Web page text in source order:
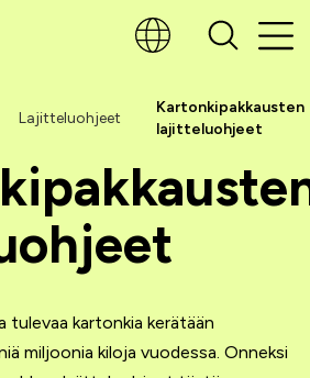
Lajitteluohjeet
Kartonkipakkausten
lajitteluohjeet
tulevaa kartonkia kerätään
miljoonia kiloja vuodessa. Onneksi